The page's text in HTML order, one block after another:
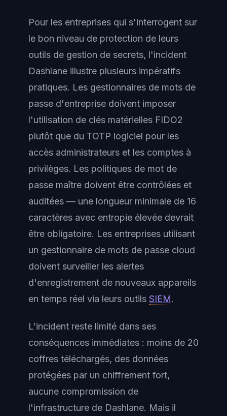
Pour les entreprises qui s'interrogent sur
le bon niveau de protection de leurs
outils de gestion de secrets, l'incident
Dashlane illustre plusieurs impératifs
pratiques. Les gestionnaires de mots de
passe d'entreprise doivent imposer
l'utilisation de clés matérielles FIDO2
plutôt que du TOTP logiciel pour les
accès administrateurs et les comptes à
privilèges. Les politiques de mot de
passe maître doivent être contrôlées et
auditées — une longueur minimale de 16
caractères avec entropie élevée devrait
être obligatoire. Les entreprises utilisant
un gestionnaire de mots de passe cloud
doivent surveiller les alertes
d'enregistrement de nouveaux appareils
en temps réel via leurs outils SIEM.
L'incident reste limité dans ses
conséquences immédiates : moins de 20
coffres téléchargés, des données
protégées par un chiffrement fort,
aucune compromission de
l'infrastructure de Dashlane. Mais il